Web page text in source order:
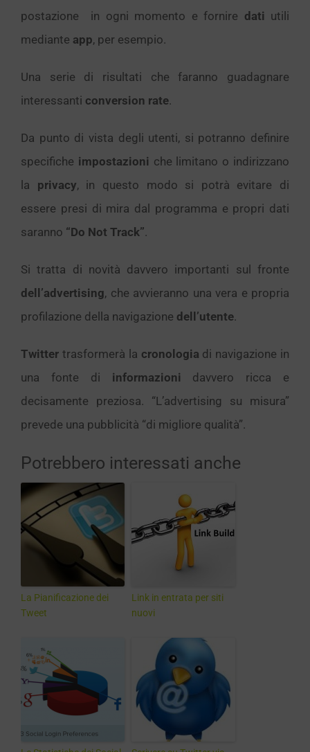
postazione in ogni momento e fornire dati utili
mediante app, per esempio.
Una serie di risultati che faranno guadagnare
interessanti conversion rate.
Da punto di vista degli utenti, si potranno definire
specifiche impostazioni che limitano o indirizzano
la privacy, in questo modo si potrà evitare di
essere presi di mira dal programma e propri dati
saranno “Do Not Track”.
Si tratta di novità davvero importanti sul fronte
dell’advertising, che avvieranno una vera e propria
profilazione della navigazione dell’utente.
Twitter trasformerà la cronologia di navigazione in
una fonte di informazioni davvero ricca e
decisamente preziosa. “L’advertising su misura”
prevede una pubblicità “di migliore qualità”.
Potrebbero interessati anche
La Pianificazione dei
Tweet
Link in entrata per siti
nuovi